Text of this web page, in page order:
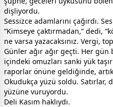
dişliyordu.
Sessizce adamlarını çağırdı.
“Kimseye çaktırmadan,” dedi,
ne varsa yazacaksınız. Vergi,
Günler ağır ağır geçti. Her gün
içindeki omuzları sanki yük
raporlar önüne geldiğinde, artık
Okudukça yüzü soldu. Satırlar,
yüzüne vuruyordu.
Deli Kasım haklıydı.